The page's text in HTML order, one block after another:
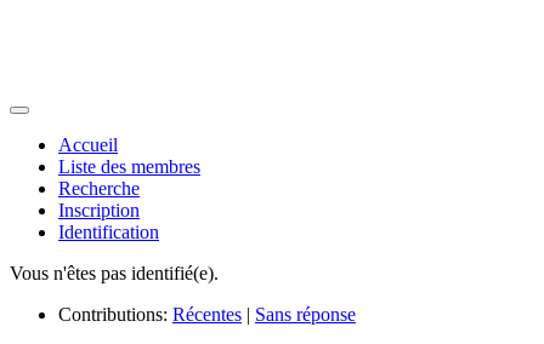
Accueil
Liste des membres
Recherche
Inscription
Identification
Vous n'êtes pas identifié(e).
Contributions: Récentes | Sans réponse